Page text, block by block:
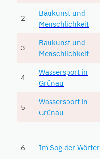
2
Baukunst und
Menschlichkeit
3
Baukunst und
Menschlichkeit
4
Wassersport in
Grünau
5
Wassersport in
Grünau
6 Im Sog der Wörter